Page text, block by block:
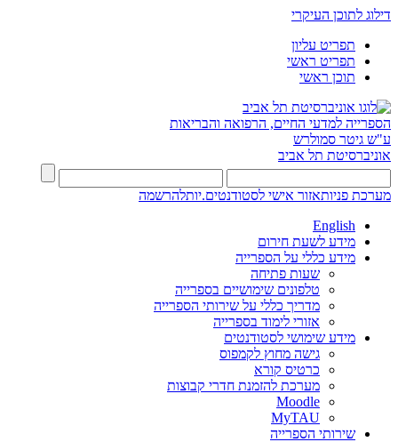
דילוג לתוכן העיקרי
תפריט עליון
תפריט ראשי
תוכן ראשי
הספרייה למדעי החיים, הרפואה והבריאות
ע"ש גיטר סמולרש
אוניברסיטת תל אביב
מערכת פניותאזור אישי לסטודנטים.יותלהרשמה
English
מידע לשעת חירום
מידע כללי על הספרייה
שעות פתיחה
טלפונים שימושיים בספרייה
מדריך כללי על שירותי הספרייה
אזורי לימוד בספרייה
מידע שימושי לסטודנטים
גישה מחוץ לקמפוס
כרטיס קורא
מערכת להזמנת חדרי קבוצות
Moodle
MyTAU
שירותי הספרייה